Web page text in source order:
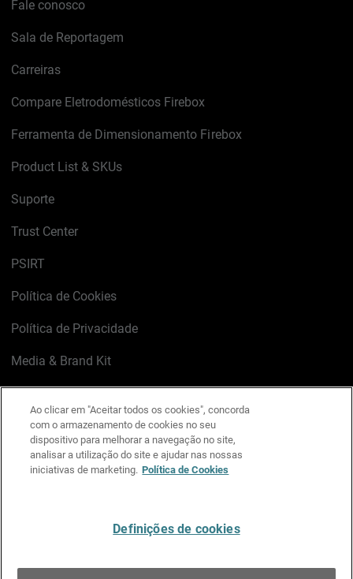
Fale conosco
Sala de Reportagem
Carreiras
Compare Eletrodomésticos Firebox
Ferramenta de Dimensionamento Firebox
Product List & SKUs
Suporte
Trust Center
PSIRT
Política de Cookies
Política de Privacidade
Media & Brand Kit
LinkedIn
X FacebookInstagram
YouTube
Ao clicar em "Aceitar todos os cookies", concorda
com o armazenamento de cookies no seu
dispositivo para melhorar a navegação no site,
analisar a utilização do site e ajudar nas nossas
iniciativas de marketing. Política de Cookies
Definições de cookies